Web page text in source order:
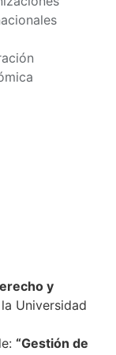
y
Universidad
“Gestión de